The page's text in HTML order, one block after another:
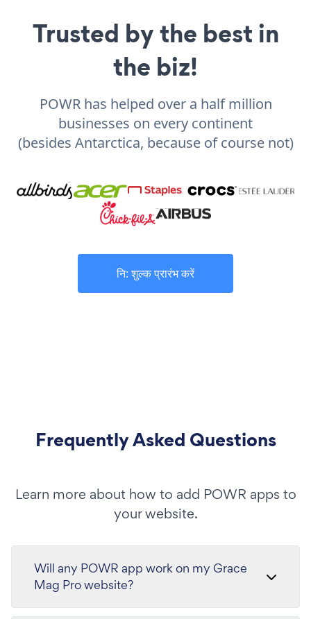
Trusted by the best in
the biz!
POWR has helped over a half million
businesses on every continent
(besides Antarctica, because of course not)
नि: शुल्क प्रारंभ करें
Frequently Asked Questions
Learn more about how to add POWR apps to
your website.
Will any POWR app work on my Grace
Mag Pro website?